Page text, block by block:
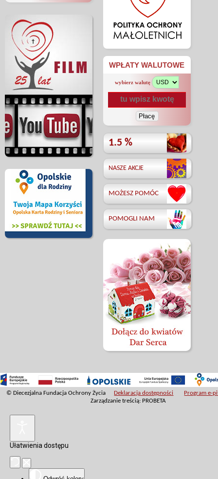
WPŁATY WALUTOWE
wybierz walutę
1.5 %
NASZE AKCJE
MOŻESZ POMÓC
POMOGLI NAM
© Diecezjalna Fundacja Ochrony Życia Deklaracja dostępności
Program e-
Zarządzanie treścią: PROBETA
Ułatwienia dostępu